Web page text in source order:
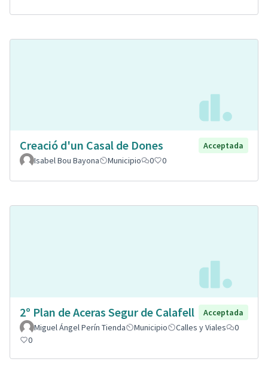
Creació d'un Casal de Dones
Acceptada
Isabel Bou Bayona
Municipio 0 0
2º Plan de Aceras Segur de Calafell
Acceptada
Miguel Ángel Perín Tienda
Municipio Calles y Viales
0
0